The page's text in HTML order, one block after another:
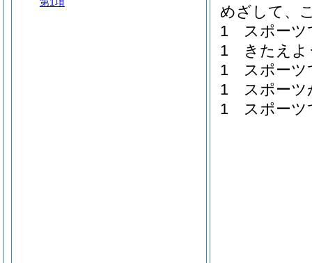
めざして、
1 スポーツ
1 きたえよ
1 スポーツ
1 スポーツ
1 スポーツ